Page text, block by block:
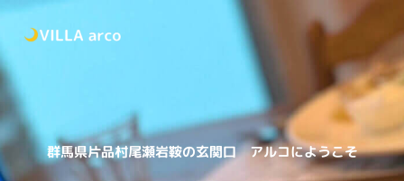
内
を
ス
群馬県片品村尾瀬岩鞍の玄関口 アルコにようこそ